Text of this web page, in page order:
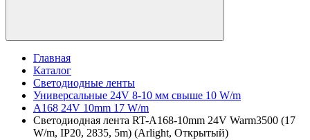
Главная
Каталог
Светодиодные ленты
Универсальные 24V 8-10 мм свыше 10 W/m
A168 24V 10mm 17 W/m
Светодиодная лента RT-A168-10mm 24V Warm3500 (17
W/m, IP20, 2835, 5m) (Arlight, Открытый)